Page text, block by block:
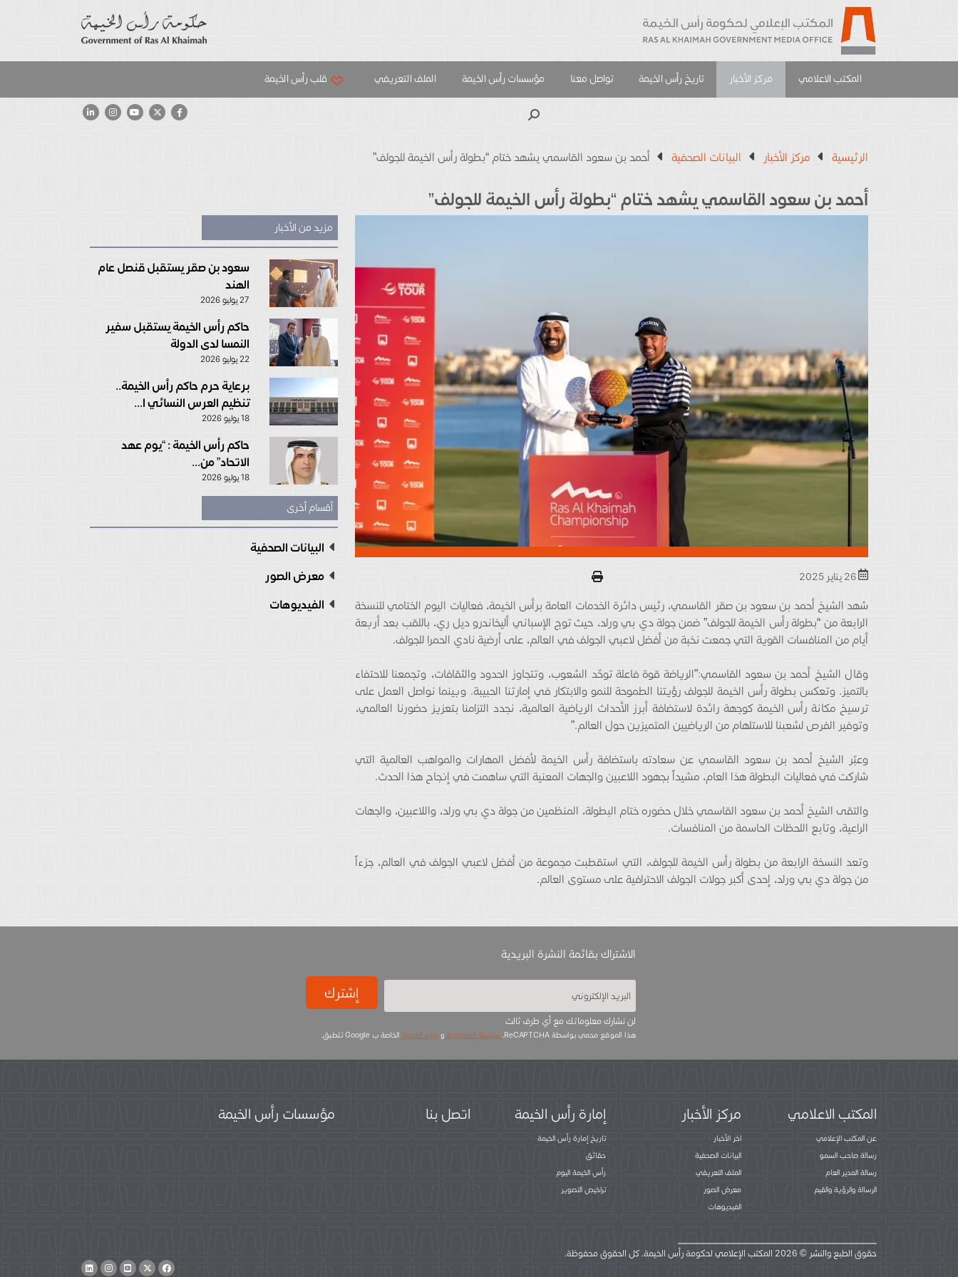
المكتب الاعلامي مركز الأخبار تاريخ رأس الخيمة تواصل معنا مؤسسات رأس الخيمة الملف التعريفي قلب رأس الخيمة
الرئيسية مركز الأخبار البيانات الصحفية أحمد بن سعود القاسمي يشهد ختام “بطولة رأس الخيمة للجولف”
أحمد بن سعود القاسمي يشهد ختام “بطولة رأس الخيمة للجولف”
شهد الشيخ أحمد بن سعود بن صقر القاسمي، رئيس دائرة الخدمات العامة برأس الخيمة، فعاليات اليوم الختامي للنسخة
الرابعة من “بطولة رأس الخيمة للجولف” ضمن جولة دي بي ورلد، حيث توج الإسباني أليخاندرو ديل ري، باللقب بعد أربعة
أيام من المنافسات القوية التي جمعت نخبة من أفضل لاعبي الجولف في العالم، على أرضية نادي الحمرا للجولف.
وقال الشيخ أحمد بن سعود القاسمي:”الرياضة قوة فاعلة توحّد الشعوب، وتتجاوز الحدود والثقافات، وتجمعنا للاحتفاء
بالتميز. وتعكس بطولة رأس الخيمة للجولف رؤيتنا الطموحة للنمو والابتكار في إمارتنا الحبيبة. وبينما نواصل العمل على
ترسيخ مكانة رأس الخيمة كوجهة رائدة لاستضافة أبرز الأحداث الرياضية العالمية، نجدد التزامنا بتعزيز حضورنا العالمي،
وتوفير الفرص لشعبنا للاستلهام من الرياضيين المتميزين حول العالم.”
وعبّر الشيخ أحمد بن سعود القاسمي عن سعادته باستضافة رأس الخيمة لأفضل المهارات والمواهب العالمية التي
شاركت في فعاليات البطولة هذا العام، مشيداً بجهود اللاعبين والجهات المعنية التي ساهمت في إنجاح هذا الحدث.
والتقى الشيخ أحمد بن سعود القاسمي خلال حضوره ختام البطولة، المنظمين من جولة دي بي ورلد، واللاعبين، والجهات
الراعية، وتابع اللحظات الحاسمة من المنافسات.
وتعد النسخة الرابعة من بطولة رأس الخيمة للجولف، التي استقطبت مجموعة من أفضل لاعبي الجولف في العالم، جزءاً
من جولة دي بي ورلد، إحدى أكبر جولات الجولف الاحترافية على مستوى العالم.
مزيد من الأخبار
سعود بن صقر يستقبل قنصل عام
الهند
27 يوليو 2026
حاكم رأس الخيمة يستقبل سفير
النمسا لدى الدولة
22 يوليو 2026
برعاية حرم حاكم رأس الخيمة..
تنظيم العرس النسائي ا...
18 يوليو 2026
حاكم رأس الخيمة : “يوم عهد
الاتحاد” من...
18 يوليو 2026
أقسام أخرى
البيانات الصحفية
معرض الصور
الفيديوهات
الاشتراك بقائمة النشرة البريدية
لن نشارك معلوماتك مع أي طرف ثالث
إشترك
هذا الموقع محمي بواسطة ReCAPTCHA. سياسة الخصوصية وبنود الخدمة الخاصة ب Google تتطبق.
المكتب الاعلامي
عن المكتب الإعلامي
رسالة صاحب السمو
رسالة المدير العام
الرسالة والرؤية والقيم
مركز الأخبار
اخر الأخبار
البيانات الصحفية
الملف التعريفي
معرض الصور
الفيديوهات
إمارة رأس الخيمة
تاريخ إمارة رأس الخيمة
حقائق
رأس الخيمة اليوم
تراخيص التصوير
اتصل بنا مؤسسات رأس الخيمة
حقوق الطبع والنشر © 2026 المكتب الإعلامي لحكومة رأس الخيمة. كل الحقوق محفوظة.